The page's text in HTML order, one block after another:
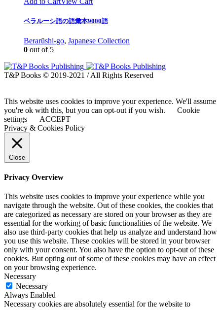
ベラルーシ語の語彙本9000語
Berarūshi-go, Japanese Collection
0 out of 5
T&P Books © 2019-2021 / All Rights Reserved
This website uses cookies to improve your experience. We'll assume
you're ok with this, but you can opt-out if you wish.
Cookie
settings
ACCEPT
Privacy & Cookies Policy
Close
Privacy Overview
This website uses cookies to improve your experience while you
navigate through the website. Out of these cookies, the cookies that
are categorized as necessary are stored on your browser as they are
essential for the working of basic functionalities of the website. We
also use third-party cookies that help us analyze and understand how
you use this website. These cookies will be stored in your browser
only with your consent. You also have the option to opt-out of these
cookies. But opting out of some of these cookies may have an effect
on your browsing experience.
Necessary
Necessary
Always Enabled
Necessary cookies are absolutely essential for the website to